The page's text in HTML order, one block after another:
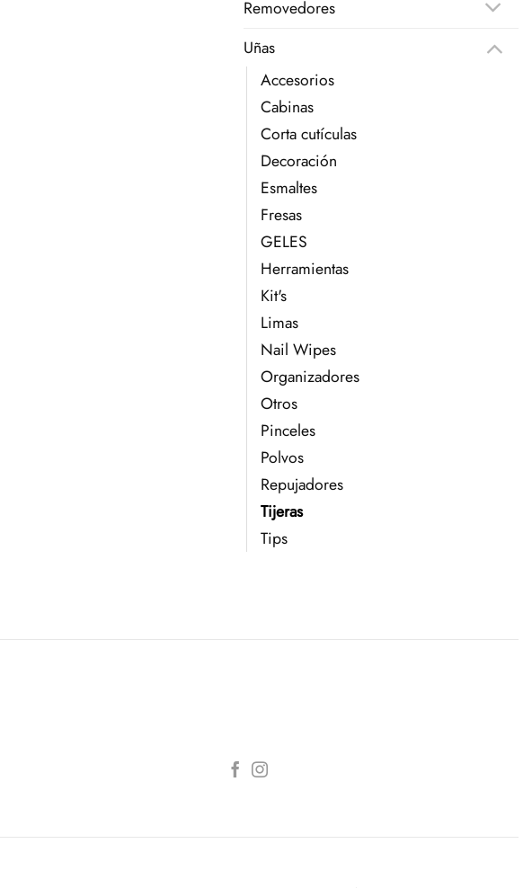
Removedores
Uñas
Accesorios
Cabinas
Corta cutículas
Decoración
Esmaltes
Fresas
GELES
Herramientas
Kit's
Limas
Nail Wipes
Organizadores
Otros
Pinceles
Polvos
Repujadores
Tijeras
Tips